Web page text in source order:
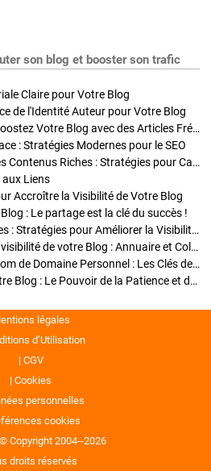
son blog et booster son trafic
Claire pour Votre Blog
de l'Identité Auteur pour Votre Blog
Stratégies de Publication : Boostez Votre Blog avec des Articles Fréquents et Exclusifs
: Stratégies Modernes pour le SEO
Enrichir Vos Articles avec des Contenus Riches : Stratégies pour Captiver et Optimiser
Liens
Accroître la Visibilité de Votre Blog
: Le partage est la clé du succès !
Optimisation SEO des Articles : Stratégies pour Améliorer la Visibilité de Votre Blog
Stratégies pour améliorer la visibilité de votre Blog : Annuaire et Collaborations
Pourquoi Investir dans un Nom de Domaine Personnel : Les Clés de la Réussite de Votre Blog
Comment Faire Émerger Votre Blog : Le Pouvoir de la Patience et de la Persévérance
légales
d’Utilisation
CGV
Cookies
personnelles
cookies
Copyright 2004--2026
droits réservés